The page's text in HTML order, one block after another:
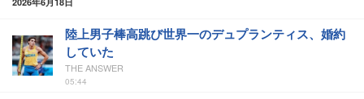
陸上男子棒高跳び世界一のデュプランティス、婚約
していた
THE ANSWER
05:44